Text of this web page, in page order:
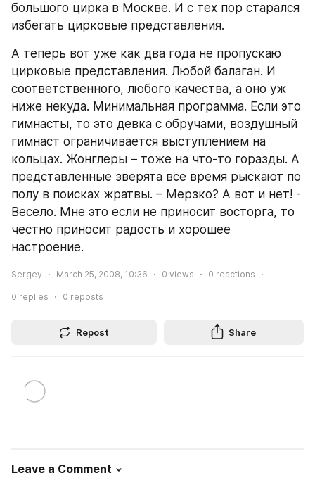
большого цирка в Москве. И с тех пор старался
избегать цирковые представления.
А теперь вот уже как два года не пропускаю
цирковые представления. Любой балаган. И
соответственного, любого качества, а оно уж
ниже некуда. Минимальная программа. Если это
гимнасты, то это девка с обручами, воздушный
гимнаст ограничивается выступлением на
кольцах. Жонглеры – тоже на что-то горазды. А
представленные зверята все время рыскают по
полу в поисках жратвы. – Мерзко? А вот и нет! -
Весело. Мне это если не приносит восторга, то
честно приносит радость и хорошее
настроение.
Sergey March 25, 2008, 10:36 0 views 0 reactions
0 replies 0 reposts
Repost Share
Leave a Comment